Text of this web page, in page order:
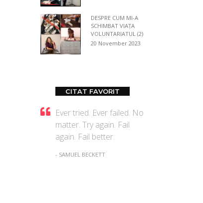
DESPRE CUM MI-A
SCHIMBAT VIAȚA
VOLUNTARIATUL (2)
20 November 2023
CITAT FAVORIT
Ever tried. Ever failed. No
matter. Try again. Fail
again. Fail better.
- SAMUEL BECKETT